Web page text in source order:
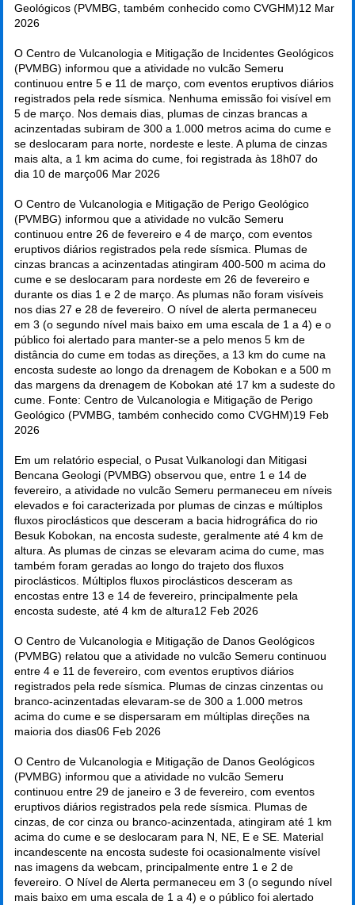
Geológicos (PVMBG, também conhecido como CVGHM)12 Mar
2026
O Centro de Vulcanologia e Mitigação de Incidentes Geológicos
(PVMBG) informou que a atividade no vulcão Semeru
continuou entre 5 e 11 de março, com eventos eruptivos diários
registrados pela rede sísmica. Nenhuma emissão foi visível em
5 de março. Nos demais dias, plumas de cinzas brancas a
acinzentadas subiram de 300 a 1.000 metros acima do cume e
se deslocaram para norte, nordeste e leste. A pluma de cinzas
mais alta, a 1 km acima do cume, foi registrada às 18h07 do
dia 10 de março06 Mar 2026
O Centro de Vulcanologia e Mitigação de Perigo Geológico
(PVMBG) informou que a atividade no vulcão Semeru
continuou entre 26 de fevereiro e 4 de março, com eventos
eruptivos diários registrados pela rede sísmica. Plumas de
cinzas brancas a acinzentadas atingiram 400-500 m acima do
cume e se deslocaram para nordeste em 26 de fevereiro e
durante os dias 1 e 2 de março. As plumas não foram visíveis
nos dias 27 e 28 de fevereiro. O nível de alerta permaneceu
em 3 (o segundo nível mais baixo em uma escala de 1 a 4) e o
público foi alertado para manter-se a pelo menos 5 km de
distância do cume em todas as direções, a 13 km do cume na
encosta sudeste ao longo da drenagem de Kobokan e a 500 m
das margens da drenagem de Kobokan até 17 km a sudeste do
cume. Fonte: Centro de Vulcanologia e Mitigação de Perigo
Geológico (PVMBG, também conhecido como CVGHM)19 Feb
2026
Em um relatório especial, o Pusat Vulkanologi dan Mitigasi
Bencana Geologi (PVMBG) observou que, entre 1 e 14 de
fevereiro, a atividade no vulcão Semeru permaneceu em níveis
elevados e foi caracterizada por plumas de cinzas e múltiplos
fluxos piroclásticos que desceram a bacia hidrográfica do rio
Besuk Kobokan, na encosta sudeste, geralmente até 4 km de
altura. As plumas de cinzas se elevaram acima do cume, mas
também foram geradas ao longo do trajeto dos fluxos
piroclásticos. Múltiplos fluxos piroclásticos desceram as
encostas entre 13 e 14 de fevereiro, principalmente pela
encosta sudeste, até 4 km de altura12 Feb 2026
O Centro de Vulcanologia e Mitigação de Danos Geológicos
(PVMBG) relatou que a atividade no vulcão Semeru continuou
entre 4 e 11 de fevereiro, com eventos eruptivos diários
registrados pela rede sísmica. Plumas de cinzas cinzentas ou
branco-acinzentadas elevaram-se de 300 a 1.000 metros
acima do cume e se dispersaram em múltiplas direções na
maioria dos dias06 Feb 2026
O Centro de Vulcanologia e Mitigação de Danos Geológicos
(PVMBG) informou que a atividade no vulcão Semeru
continuou entre 29 de janeiro e 3 de fevereiro, com eventos
eruptivos diários registrados pela rede sísmica. Plumas de
cinzas, de cor cinza ou branco-acinzentada, atingiram até 1 km
acima do cume e se deslocaram para N, NE, E e SE. Material
incandescente na encosta sudeste foi ocasionalmente visível
nas imagens da webcam, principalmente entre 1 e 2 de
fevereiro. O Nível de Alerta permaneceu em 3 (o segundo nível
mais baixo em uma escala de 1 a 4) e o público foi alertado